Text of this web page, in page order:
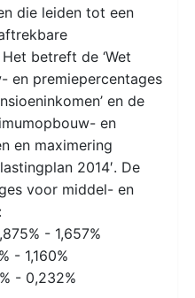
die leiden tot een
betreft de ‘Wet
en premiepercentages
en de
en
en maximering
2014′. De
voor middel- en
- 1,657%
- 1,160%
- 0,232%